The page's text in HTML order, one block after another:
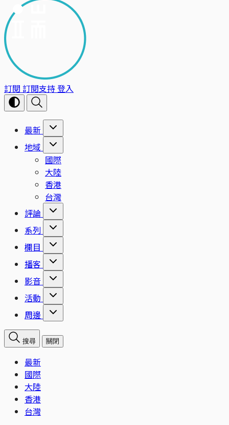
訂閱 訂閱支持登入
最新
地域
國際
大陸
香港
台灣
評論
系列
欄目
播客
影音
活動
周邊
搜尋 關閉
最新
國際
大陸
香港
台灣